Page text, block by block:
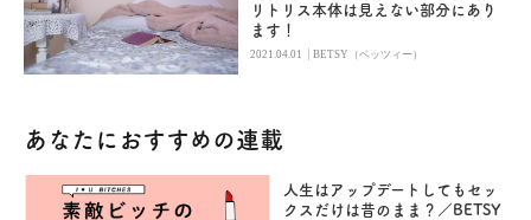
リトリス本体は見えない部分にあり
ます！
2021.04.01 |BETSY（ベッツィー）
あなたにおすすめの連載
人生はアップデートしてもセッ
クスだけは昔のまま？／BETSY